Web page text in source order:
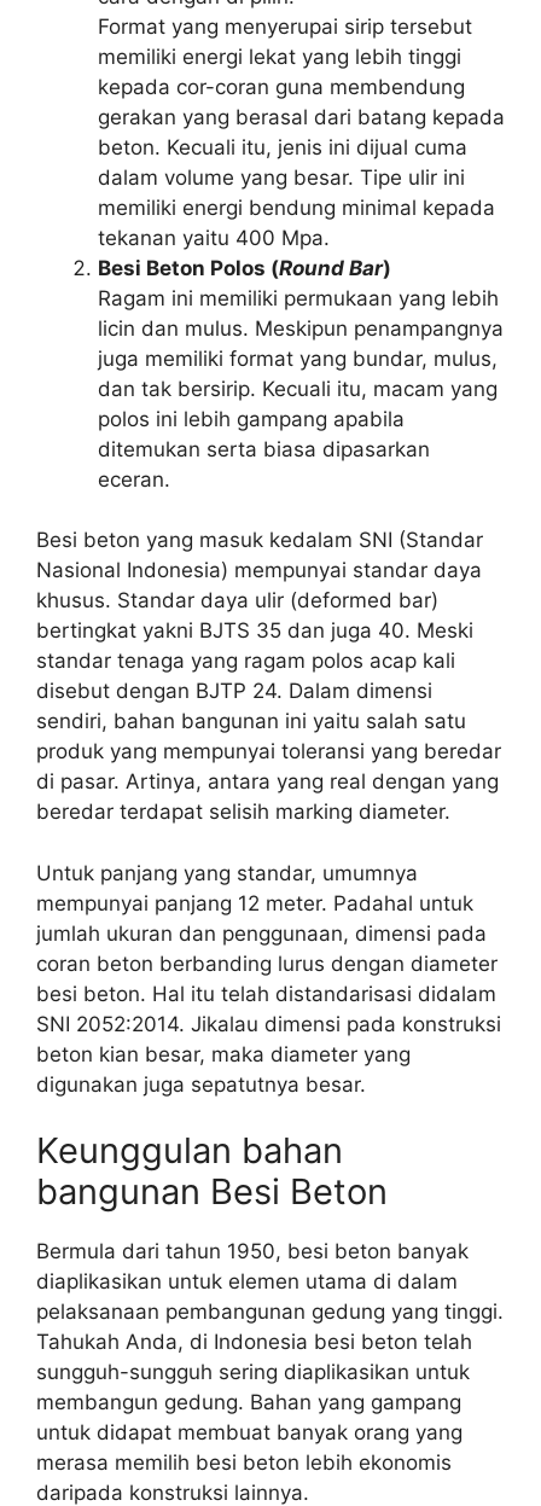
Format yang menyerupai sirip tersebut
memiliki energi lekat yang lebih tinggi
kepada cor-coran guna membendung
gerakan yang berasal dari batang kepada
beton. Kecuali itu, jenis ini dijual cuma
dalam volume yang besar. Tipe ulir ini
memiliki energi bendung minimal kepada
tekanan yaitu 400 Mpa.
Besi Beton Polos (Round Bar)
Ragam ini memiliki permukaan yang lebih
licin dan mulus. Meskipun penampangnya
juga memiliki format yang bundar, mulus,
dan tak bersirip. Kecuali itu, macam yang
polos ini lebih gampang apabila
ditemukan serta biasa dipasarkan
eceran.
Besi beton yang masuk kedalam SNI (Standar
Nasional Indonesia) mempunyai standar daya
khusus. Standar daya ulir (deformed bar)
bertingkat yakni BJTS 35 dan juga 40. Meski
standar tenaga yang ragam polos acap kali
disebut dengan BJTP 24. Dalam dimensi
sendiri, bahan bangunan ini yaitu salah satu
produk yang mempunyai toleransi yang beredar
di pasar. Artinya, antara yang real dengan yang
beredar terdapat selisih marking diameter.
Untuk panjang yang standar, umumnya
mempunyai panjang 12 meter. Padahal untuk
jumlah ukuran dan penggunaan, dimensi pada
coran beton berbanding lurus dengan diameter
besi beton. Hal itu telah distandarisasi didalam
SNI 2052:2014. Jikalau dimensi pada konstruksi
beton kian besar, maka diameter yang
digunakan juga sepatutnya besar.
Keunggulan bahan
bangunan Besi Beton
Bermula dari tahun 1950, besi beton banyak
diaplikasikan untuk elemen utama di dalam
pelaksanaan pembangunan gedung yang tinggi.
Tahukah Anda, di Indonesia besi beton telah
sungguh-sungguh sering diaplikasikan untuk
membangun gedung. Bahan yang gampang
untuk didapat membuat banyak orang yang
merasa memilih besi beton lebih ekonomis
daripada konstruksi lainnya.